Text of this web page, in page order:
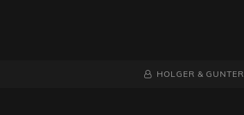
BY
BYLINEHOLGER & GUNTER